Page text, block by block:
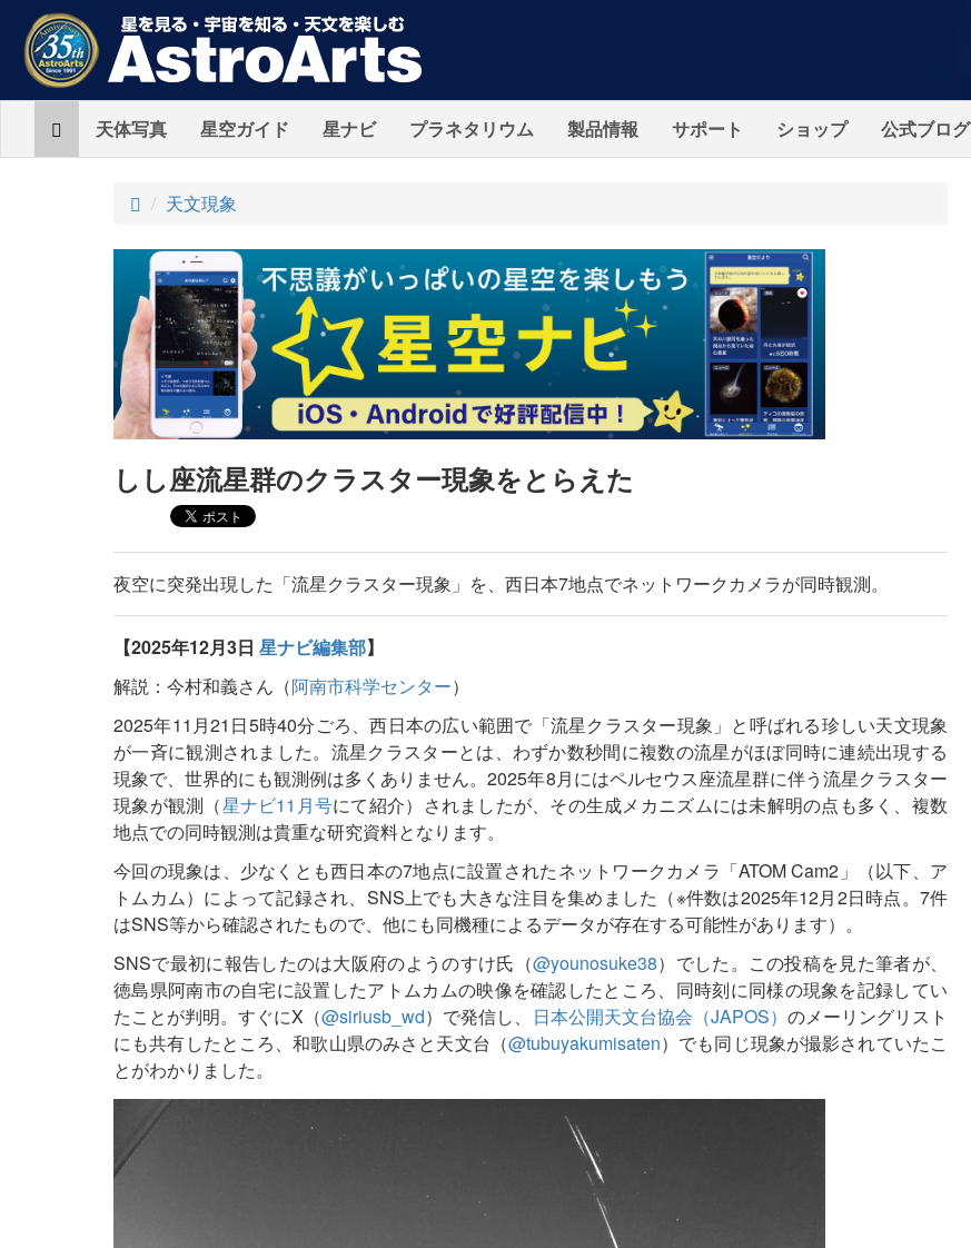
Home天体写真 星空ガイド 星ナビ プラネタリウム 製品情報 サポート ショップ 公式ブログ
ト
プ
天文現象
しし座流星群のクラスター現象をとらえた
夜空に突発出現した「流星クラスター現象」を、西日本7地点でネットワークカメラが同時観測。
【2025年12月3日 星ナビ編集部】
解説：今村和義さん（阿南市科学センター）
2025年11月21日5時40分ごろ、西日本の広い範囲で「流星クラスター現象」と呼ばれる珍しい天文現象
が一斉に観測されました。流星クラスターとは、わずか数秒間に複数の流星がほぼ同時に連続出現する
現象で、世界的にも観測例は多くありません。2025年8月にはペルセウス座流星群に伴う流星クラスター
現象が観測（星ナビ11月号にて紹介）されましたが、その生成メカニズムには未解明の点も多く、複数
地点での同時観測は貴重な研究資料となります。
今回の現象は、少なくとも西日本の7地点に設置されたネットワークカメラ「ATOM Cam2」（以下、ア
トムカム）によって記録され、SNS上でも大きな注目を集めました（※件数は2025年12月2日時点。7件
はSNS等から確認されたもので、他にも同機種によるデータが存在する可能性があります）。
SNSで最初に報告したのは大阪府のようのすけ氏（@younosuke38）でした。この投稿を見た筆者が、
徳島県阿南市の自宅に設置したアトムカムの映像を確認したところ、同時刻に同様の現象を記録してい
たことが判明。すぐにX（@siriusb_wd）で発信し、 日本公開天文台協会（JAPOS） のメーリングリスト
にも共有したところ、和歌山県のみさと天文台（@tubuyakumisaten）でも同じ現象が撮影されていたこ
とがわかりました。